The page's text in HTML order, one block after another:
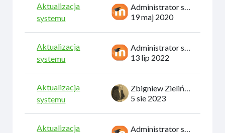
Aktualizacja
systemu
19 maj 2020
Aktualizacja
systemu
13 lip 2022
Aktualizacja
systemu
5 sie 2023
Aktualizacja